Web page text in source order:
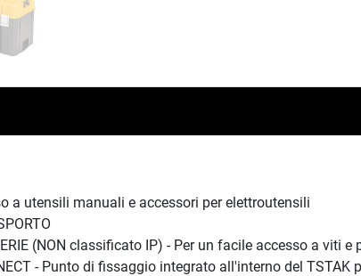
a utensili manuali e accessori per elettroutensili
(NON classificato IP) - Per un facile accesso a viti
- Punto di fissaggio integrato all'interno del